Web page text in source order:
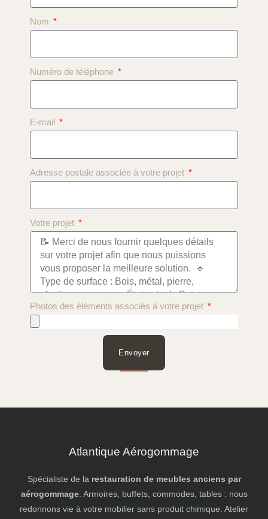
Nom
Numéro de téléphone
E-mail
Adresse postale associée à votre projet
Votre projet
Photos des éléments associés à votre projet
Envoyer
Atlantique Aérogommage
Spécialiste de la restauration de meubles anciens par
aérogommage. Armoires, buffets, commodes, tables : nous
redonnons vie à votre mobilier sans produit chimique. Atelier